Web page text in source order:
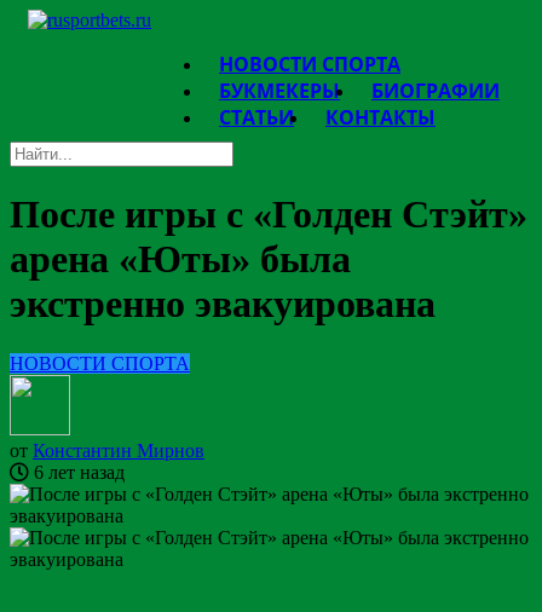
НОВОСТИ СПОРТА
БУКМЕКЕРЫ
БИОГРАФИИ
СТАТЬИ
КОНТАКТЫ
После игры с «Голден Стэйт»
арена «Юты» была
экстренно эвакуирована
НОВОСТИ СПОРТА
от Константин Мирнов
6 лет назад